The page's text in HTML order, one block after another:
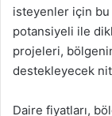
isteyenler için
potansiyeli ile
projeleri,
destekleyecek
Daire fiyatları,